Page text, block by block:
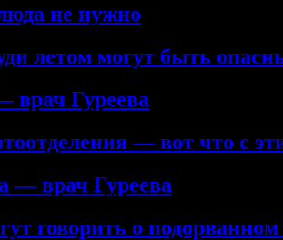
не нужно
летом могут быть
врач Гуреева
— вот что с
— врач Гуреева
говорить о подорванном